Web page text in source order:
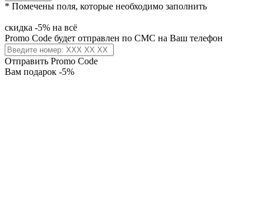
* Помечены поля, которые необходимо заполнить
скидка -5% на всё
Promo Code будет отправлен по СМС на Ваш телефон
Отправить Promo Code
Вам подарок -5%